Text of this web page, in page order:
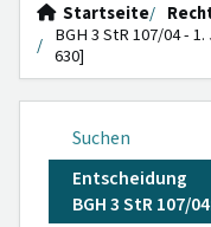
Startseite
BGH 3 StR 107/04 -
630]
Suchen
Entscheidung
BGH 3 StR 107/